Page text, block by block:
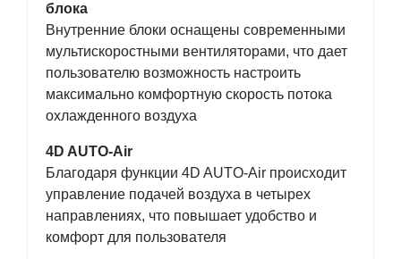
блока
Внутренние блоки оснащены современными
мультискоростными вентиляторами, что дает
пользователю возможность настроить
максимально комфортную скорость потока
охлажденного воздуха
4D AUTO-Air
Благодаря функции 4D AUTO-Air происходит
управление подачей воздуха в четырех
направлениях, что повышает удобство и
комфорт для пользователя